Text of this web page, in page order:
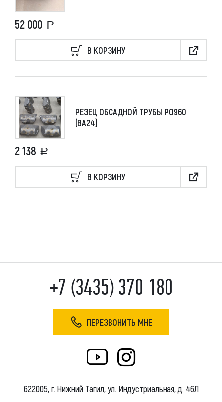
52 000
В КОРЗИНУ
РЕЗЕЦ ОБСАДНОЙ ТРУБЫ РО960
(ВА24)
2 138
В КОРЗИНУ
+7 (3435) 370 180
ПЕРЕЗВОНИТЬ МНЕ
622005, г. Нижний Тагил, ул. Индустриальная, д. 46Л